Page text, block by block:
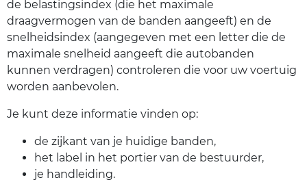
de belastingsindex (die het maximale
draagvermogen van de banden aangeeft) en de
snelheidsindex (aangegeven met een letter die de
maximale snelheid aangeeft die autobanden
kunnen verdragen) controleren die voor uw voertuig
worden aanbevolen.
Je kunt deze informatie vinden op:
de zijkant van je huidige banden,
het label in het portier van de bestuurder,
je handleiding.